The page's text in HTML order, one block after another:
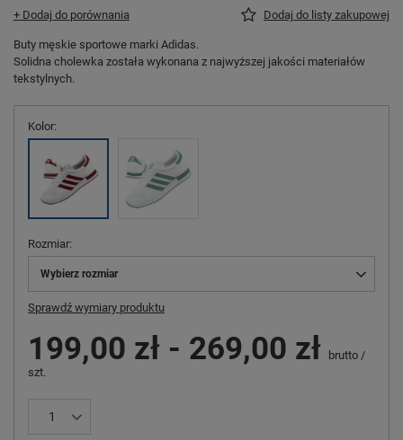
+ Dodaj do porównania Dodaj do listy zakupowej
Buty męskie sportowe marki Adidas.
Solidna cholewka została wykonana z najwyższej jakości materiałów
tekstylnych.
Kolor
Rozmiar
Wybierz rozmiar
Sprawdź wymiary produktu
199,00 zł - 269,00 zł brutto /
szt.